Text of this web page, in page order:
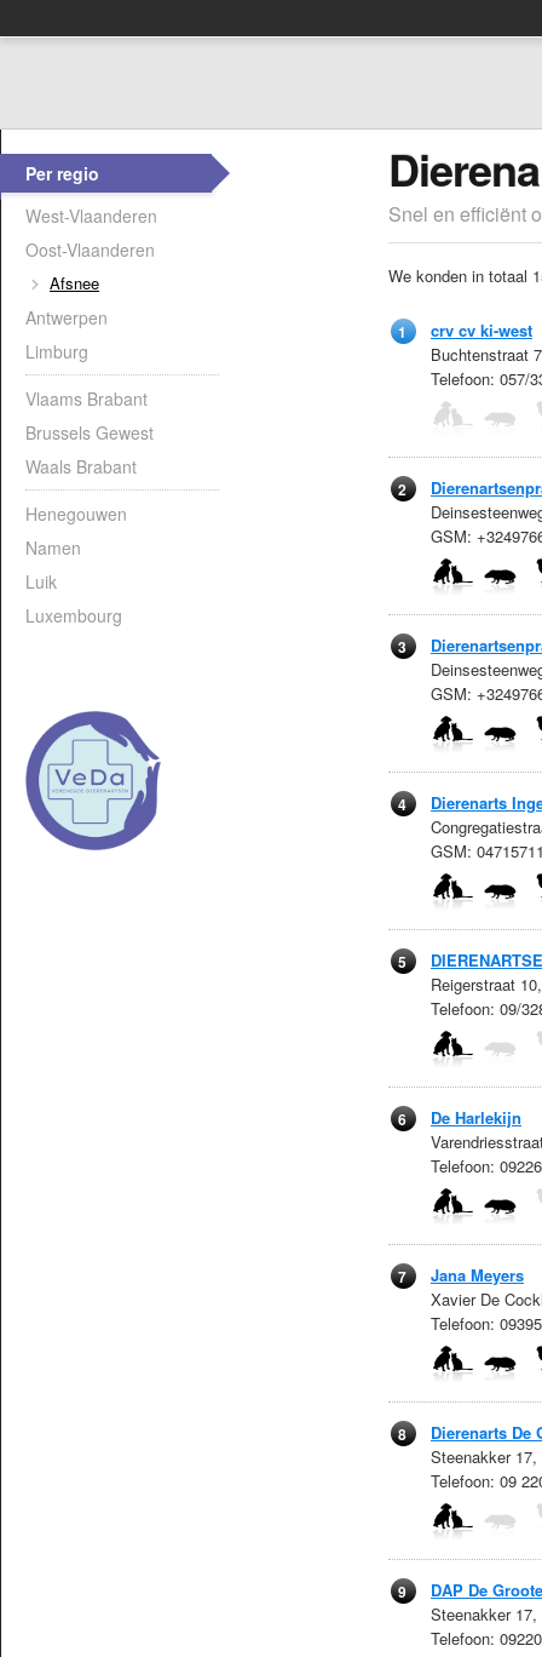
Per regio
West-Vlaanderen
Oost-Vlaanderen
Afsnee
Antwerpen
Limburg
Vlaams Brabant
Brussels Gewest
Waals Brabant
Henegouwen
Namen
Luik
Luxembourg
Snel en efficiënt
We konden in totaal
1
crv cv ki-west
Buchtenstraat
Telefoon: 057/
2
GSM:
3
GSM:
4
Dierenarts
GSM:
5
Reigerstraat
Telefoon: 09/
6
De Harlekijn
Telefoon:
7
Jana Meyers
Xavier De
Telefoon:
8
Dierenarts De
Steenakker 17,
Telefoon: 09
9
DAP De
Steenakker 17,
Telefoon: